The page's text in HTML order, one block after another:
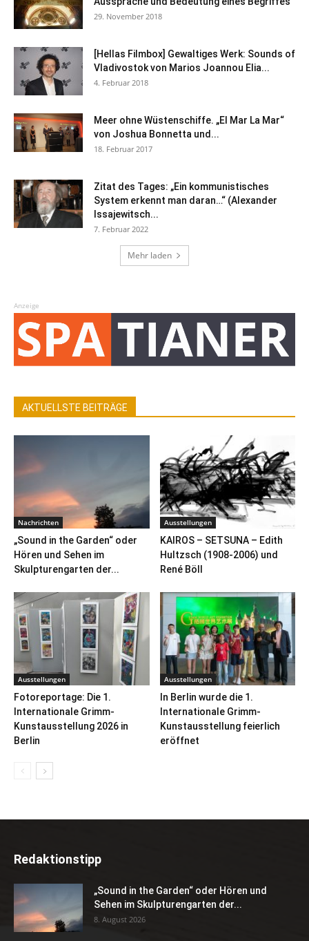
29. November 2018
[Hellas Filmbox] Gewaltiges Werk: Sounds of
Vladivostok von Marios Joannou Elia...
4. Februar 2018
Meer ohne Wüstenschiffe. „El Mar La Mar“
von Joshua Bonnetta und...
18. Februar 2017
Zitat des Tages: „Ein kommunistisches
System erkennt man daran…“ (Alexander
Issajewitsch...
7. Februar 2022
Mehr laden
Anzeige
AKTUELLSTE BEITRÄGE
Nachrichten
„Sound in the Garden“ oder
Hören und Sehen im
Skulpturengarten der...
Ausstellungen
KAIROS – SETSUNA – Edith
Hultzsch (1908-2006) und
René Böll
Ausstellungen
Fotoreportage: Die 1.
Internationale Grimm-
Kunstausstellung 2026 in
Berlin
Ausstellungen
In Berlin wurde die 1.
Internationale Grimm-
Kunstausstellung feierlich
eröffnet
Redaktionstipp
„Sound in the Garden“ oder Hören und
Sehen im Skulpturengarten der...
8. August 2026